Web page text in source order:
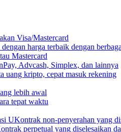
Visa/Mastercard
dengan harga terbaik dengan
Mastercard
Advcash, Simplex, dan lainnya
uang kripto, cepat masuk rekening
lebih awal
tepat waktu
UKontrak non-penyerahan yang
perpetual yang diselesaikan